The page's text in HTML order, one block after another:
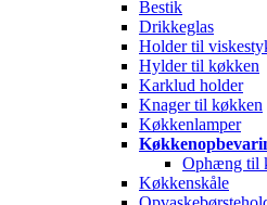
Bestik
Drikkeglas
Holder til
Hylder til køkken
Karklud holder
Knager til køkken
Køkkenlamper
Ophæng til
Køkkenskåle